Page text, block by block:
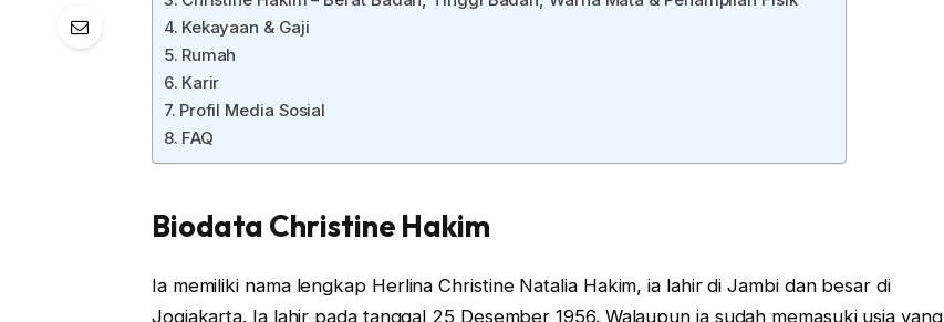
Kekayaan & Gaji
Rumah
Karir
Profil Media Sosial
FAQ
Biodata Christine Hakim
Ia memiliki nama lengkap Herlina Christine Natalia Hakim, ia lahir di Jambi dan besar di
Jogjakarta. Ia lahir pada tanggal 25 Desember 1956. Walaupun ia sudah memasuki usia yang